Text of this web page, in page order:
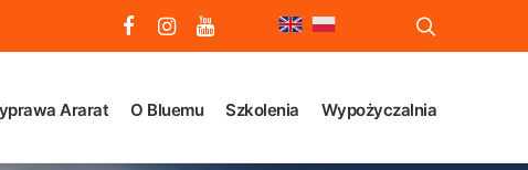
Ararat O Bluemu Szkolenia Wypożyczalnia